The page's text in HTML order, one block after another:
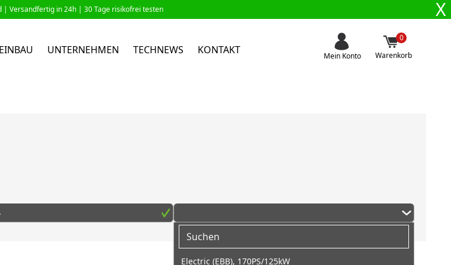
| Versandfertig in 24h | 30 Tage risikofrei testen X
EINBAU UNTERNEHMEN TECHNEWS KONTAKT Mein Konto
0
Warenkorb
Electric (EBB), 170PS/125kW